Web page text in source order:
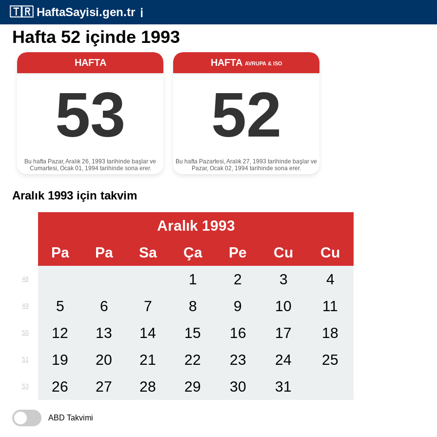
🇹🇷 HaftaSayisi.gen.tr ℹ️
Hafta 52 içinde 1993
HAFTA
53
Bu hafta Pazar, Aralık 26, 1993 tarihinde başlar ve
Cumartesi, Ocak 01, 1994 tarihinde sona erer.
HAFTA AVRUPA & ISO
52
Bu hafta Pazartesi, Aralık 27, 1993 tarihinde başlar ve
Pazar, Ocak 02, 1994 tarihinde sona erer.
Aralık 1993 için takvim
Aralık 1993
Pa
Pa Sa Ça Pe Cu Cu
48 1 2 3 4
49 5 6 7 8 9 10 11
50 12 13 14 15 16 17 18
51 19 20 21 22 23 24 25
53 26 27 28 29 30 31
ABD Takvimi